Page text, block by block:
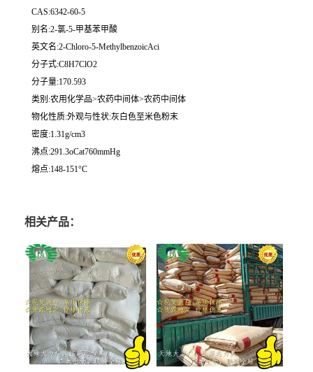
CAS:6342-60-5
别名:2-氯-5-甲基苯甲酸
英文名:2-Chloro-5-MethylbenzoicAci
分子式:C8H7ClO2
分子量:170.593
类别:农用化学品>农药中间体>农药中间体
物化性质:外观与性状:灰白色至米色粉末
密度:1.31g/cm3
沸点:291.3oCat760mmHg
熔点:148-151°C
相关产品：